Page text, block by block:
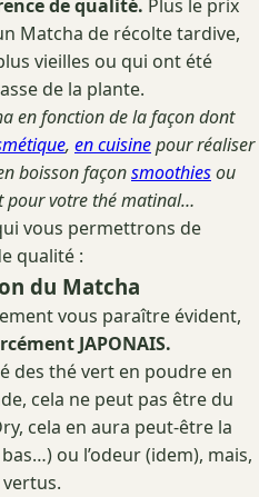
de qualité. Plus le prix
Matcha de récolte tardive,
vieilles ou qui ont été
de la plante.
en fonction de la façon dont
, en cuisinepour réaliser
boisson façonsmoothiesou
pour votre thé matinal…
vous permettrons de
qualité :
du Matcha
vous paraître évident,
JAPONAIS.
des thé vert en poudre en
cela ne peut pas être du
cela en aura peut-être la
ou l’odeur (idem), mais,
vertus.